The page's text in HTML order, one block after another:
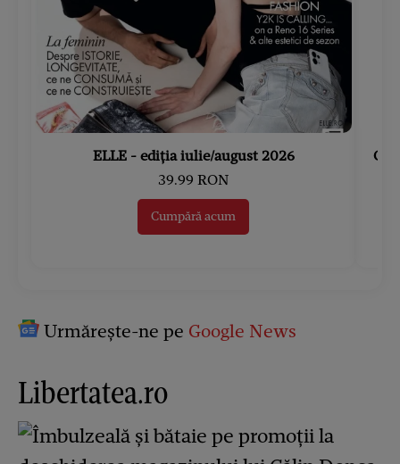
ELLE - ediția iulie/august 2026
39.99 RON
Cumpără acum
Urmărește-ne pe Google News
Libertatea.ro